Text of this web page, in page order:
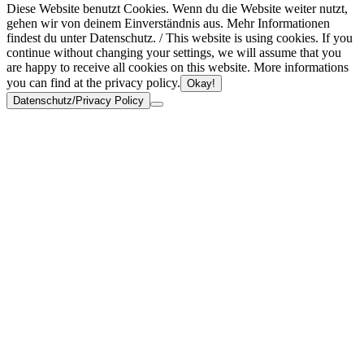
Diese Website benutzt Cookies. Wenn du die Website weiter nutzt,
gehen wir von deinem Einverständnis aus. Mehr Informationen
findest du unter Datenschutz. / This website is using cookies. If you
continue without changing your settings, we will assume that you
are happy to receive all cookies on this website. More informations
you can find at the privacy policy. Okay!
Datenschutz/Privacy Policy